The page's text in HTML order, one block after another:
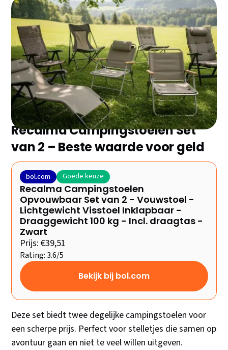
Zoek je de beste campingstoel zonder eindeloos te
vergelijken? Wij hebben de 9 topmodellen van 2025
voor je geselecteerd en de belangrijkste plus- en
minpunten op een rij gezet. Ontdek snel welke het
beste bij jou past!
Recalma Campingstoelen Set
van 2 – Beste waarde voor geld
bol.com Goede keuze
Recalma Campingstoelen
Opvouwbaar Set van 2 - Vouwstoel -
Lichtgewicht Visstoel Inklapbaar -
Draaggewicht 100 kg - Incl. draagtas -
Zwart
Prijs: €39,51
Rating: 3.6/5
Bekijk bij bol.com
Deze set biedt twee degelijke campingstoelen voor
een scherpe prijs. Perfect voor stelletjes die samen op
avontuur gaan en niet te veel willen uitgeven.